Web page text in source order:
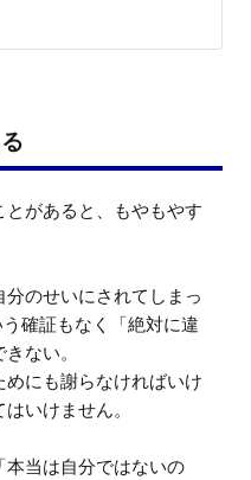
があると、もやもやす
のせいにされてしまっ
確証もなく「絶対に違
ない。
にも謝らなければいけ
いけません。
当は自分ではないの